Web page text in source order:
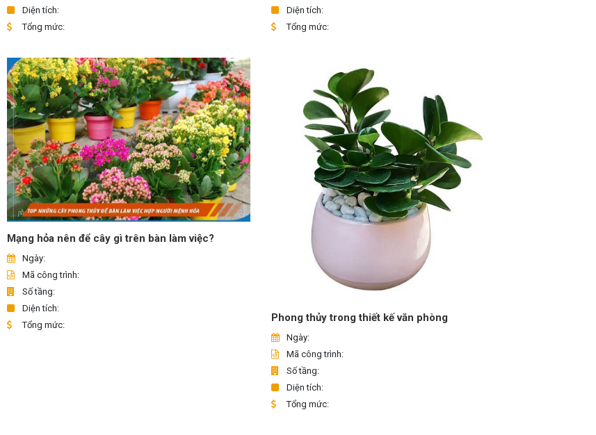
Diện tích:
Tổng mức:
Diện tích:
Tổng mức:
Mạng hỏa nên để cây gì trên bàn làm việc?
Ngày:
Mã công trình:
Số tầng:
Diện tích:
Tổng mức:
Phong thủy trong thiết kế văn phòng
Ngày:
Mã công trình:
Số tầng:
Diện tích:
Tổng mức: